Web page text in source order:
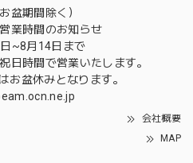
盆期間除く）
業時間のお知らせ
~8月14日まで
日時間で営業いたします。
お盆休みとなります。
会社概要
MAP